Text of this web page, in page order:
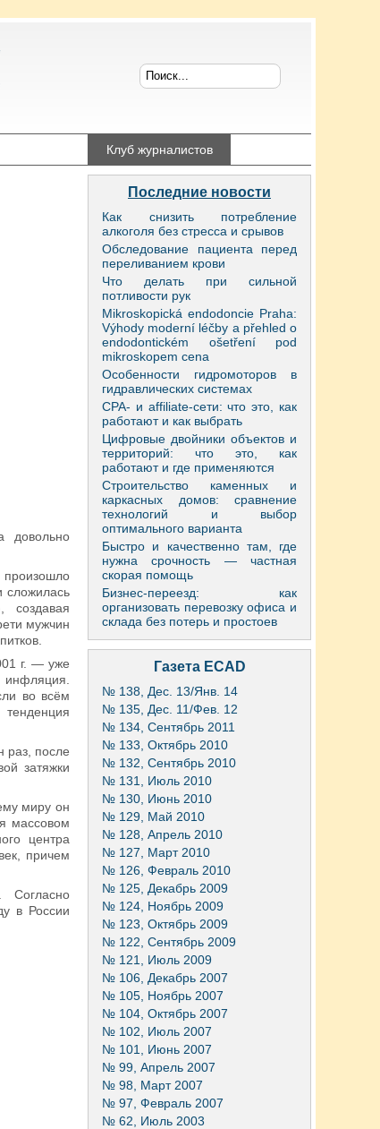
Клуб журналистов
довольно
сложилась
создавая
мужчин
г. — уже
во всём
раз, после
затяжки
миру он
массовом
центра
причем
Согласно
в России
Последние новости
Как снизить потребление
алкоголя без стресса и срывов
Обследование пациента перед
переливанием крови
Что делать при сильной
потливости рук
Mikroskopická endodoncie Praha:
Výhody moderní léčby a přehled o
endodontickém ošetření pod
mikroskopem cena
Особенности гидромоторов в
гидравлических системах
CPA- и affiliate-сети: что это, как
работают и как выбрать
Цифровые двойники объектов и
территорий: что это, как
работают и где применяются
Строительство каменных и
каркасных домов: сравнение
технологий и выбор
оптимального варианта
Быстро и качественно там, где
нужна срочность — частная
скорая помощь
Бизнес-переезд: как
организовать перевозку офиса и
склада без потерь и простоев
Газета ECAD
№ 138, Дес. 13/Янв. 14
№ 135, Дес. 11/Фев. 12
№ 134, Сентябрь 2011
№ 133, Октябрь 2010
№ 132, Сентябрь 2010
№ 131, Июль 2010
№ 130, Июнь 2010
№ 129, Май 2010
№ 128, Апрель 2010
№ 127, Март 2010
№ 126, Февраль 2010
№ 125, Декабрь 2009
№ 124, Ноябрь 2009
№ 123, Октябрь 2009
№ 122, Сентябрь 2009
№ 121, Июль 2009
№ 106, Декабрь 2007
№ 105, Ноябрь 2007
№ 104, Октябрь 2007
№ 102, Июль 2007
№ 101, Июнь 2007
№ 99, Апрель 2007
№ 98, Март 2007
№ 97, Февраль 2007
№ 62, Июль 2003